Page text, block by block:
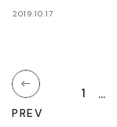
2019.10.17
1
PREV